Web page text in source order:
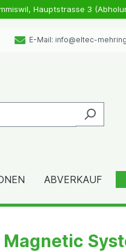
Hauptstrasse 3
E-Mail: info@eltec-
ABVERKAUF
Magnetic